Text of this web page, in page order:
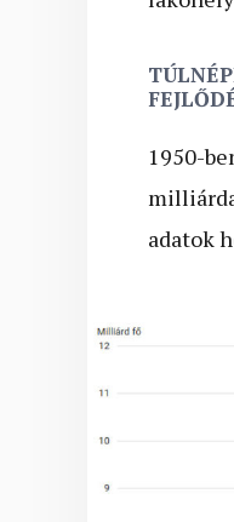
1950-
adatok